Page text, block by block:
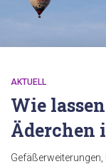
AKTUELL
Wie
Äderchen